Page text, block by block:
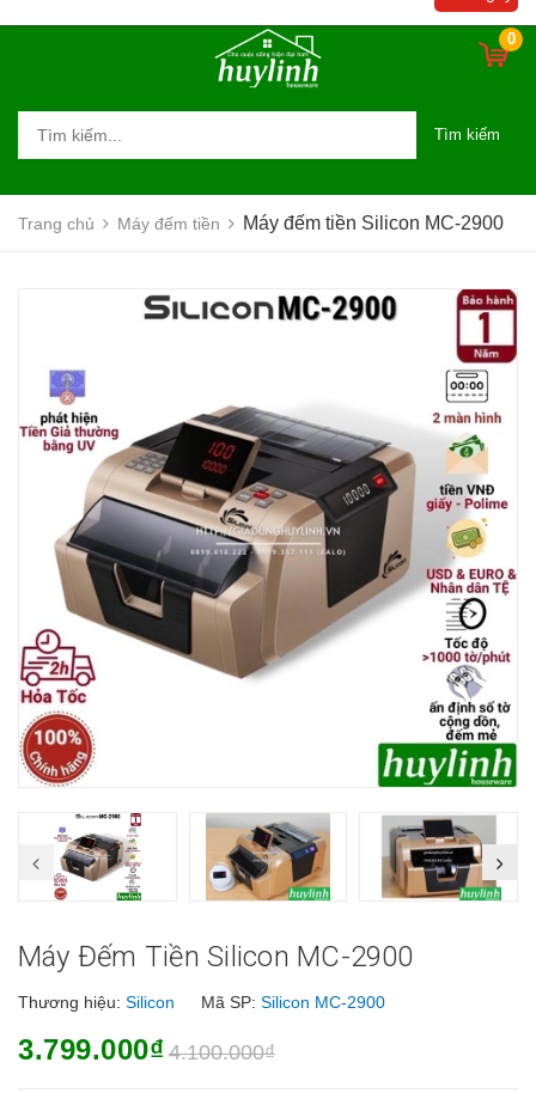
0
Tìm kiếm
Trang chủ Máy đếm tiền Máy đếm tiền Silicon MC-2900
Máy Đếm Tiền Silicon MC-2900
Thương hiệu: Silicon Mã SP: Silicon MC-2900
3.799.000₫ 4.100.000₫